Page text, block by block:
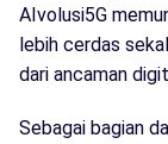
AIvolusi5G
lebih cerdas
dari ancaman
Sebagai bagian